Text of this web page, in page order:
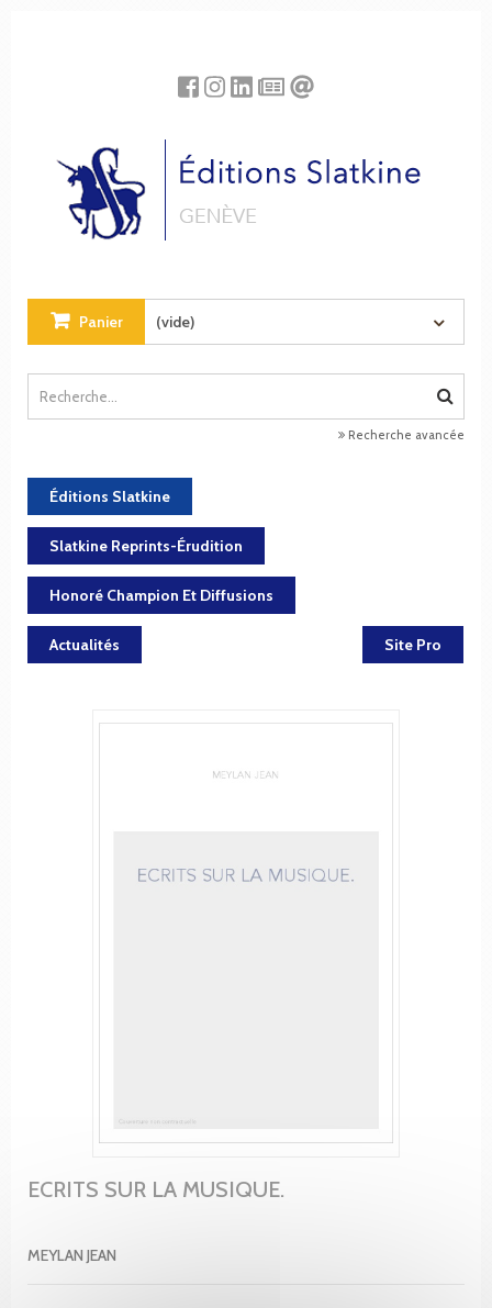
Panier (vide)
Recherche avancée
Éditions Slatkine
Slatkine Reprints-Érudition
Honoré Champion Et Diffusions
Actualités Site Pro
ECRITS SUR LA MUSIQUE.
MEYLAN JEAN